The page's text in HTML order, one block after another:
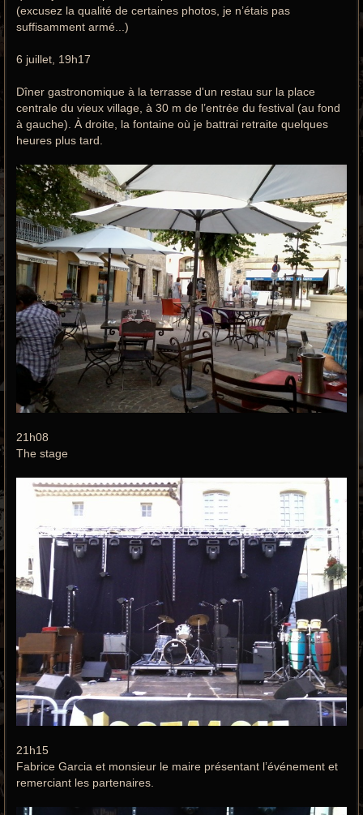
(excusez la qualité de certaines photos, je n’étais pas
suffisamment armé...)
6 juillet, 19h17
Dîner gastronomique à la terrasse d'un restau sur la place
centrale du vieux village, à 30 m de l’entrée du festival (au fond
à gauche). À droite, la fontaine où je battrai retraite quelques
heures plus tard.
21h08
The stage
21h15
Fabrice Garcia et monsieur le maire présentant l’événement et
remerciant les partenaires.